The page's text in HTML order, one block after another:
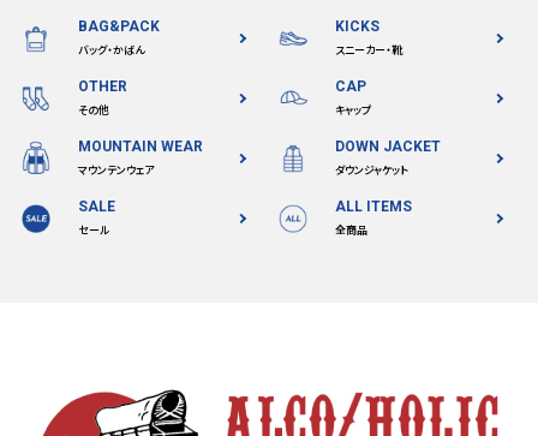
BAG&PACK
バッグ・かばん
KICKS
スニーカー・靴
OTHER
その他
CAP
キャップ
MOUNTAIN WEAR
マウンテンウェア
DOWN JACKET
ダウンジャケット
SALE
セール
ALL ITEMS
全商品